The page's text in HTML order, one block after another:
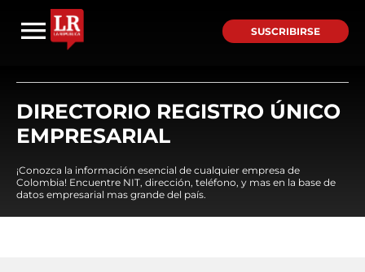
SUSCRIBIRSE
DIRECTORIO REGISTRO ÚNICO
EMPRESARIAL
¡Conozca la información esencial de cualquier empresa de
Colombia! Encuentre NIT, dirección, teléfono, y mas en la base de
datos empresarial mas grande del país.